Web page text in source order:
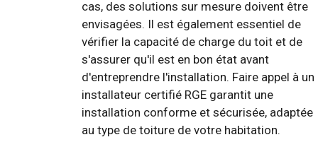
cas, des solutions sur mesure doivent être
envisagées. Il est également essentiel de
vérifier la capacité de charge du toit et de
s'assurer qu'il est en bon état avant
d'entreprendre l'installation. Faire appel à un
installateur certifié RGE garantit une
installation conforme et sécurisée, adaptée
au type de toiture de votre habitation.